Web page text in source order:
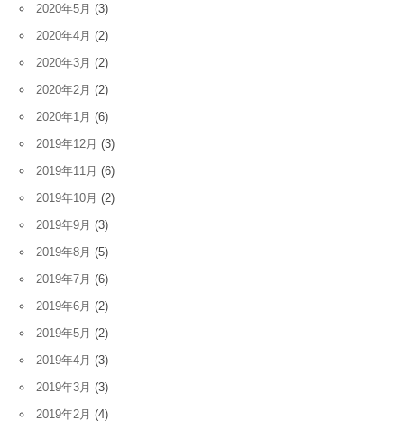
2020年5月 (3)
2020年4月 (2)
2020年3月 (2)
2020年2月 (2)
2020年1月 (6)
2019年12月 (3)
2019年11月 (6)
2019年10月 (2)
2019年9月 (3)
2019年8月 (5)
2019年7月 (6)
2019年6月 (2)
2019年5月 (2)
2019年4月 (3)
2019年3月 (3)
2019年2月 (4)